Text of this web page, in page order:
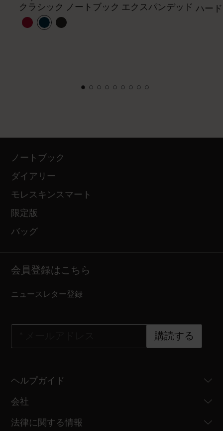
クラシック ノートブック エクスパンデッド ハー
ノートブック
ダイアリー
モレスキンスマート
限定版
バッグ
会員登録はこちら
ニュースレター登録
購読する
ヘルプガイド
会社
法律に関する情報